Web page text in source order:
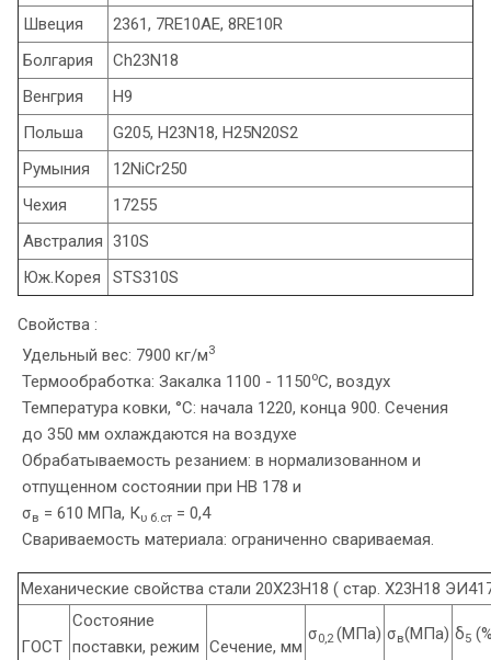
Швеция
2361, 7RE10AE, 8RE10R
Болгария
Ch23N18
Венгрия
H9
Польша
G205, H23N18, H25N20S2
Румыния
12NiCr250
Чехия
17255
Австралия 310S
Юж.Корея
STS310S
Свойства :
Удельный вес: 7900 кг/м3
Термообработка: Закалка 1100 - 1150oC, воздух
Температура ковки, °С: начала 1220, конца 900. Сечения
до 350 мм охлаждаются на воздухе
Обрабатываемость резанием: в нормализованном и
отпущенном состоянии при HB 178 и
σв = 610 МПа, Кυ б.ст = 0,4
Свариваемость материала: ограниченно свариваемая.
Механические свойства стали 20Х23Н18 ( стар. Х23Н18
ГОСТ
Состояние
поставки, режим Сечение, мм
σ0,2(МПа) σв(МПа) δ5